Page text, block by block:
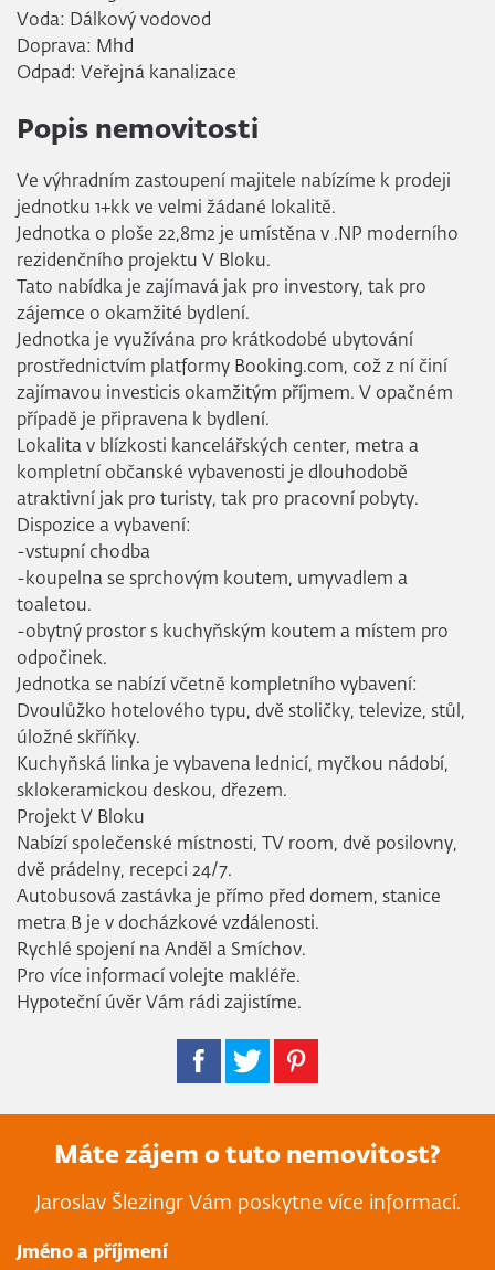
Voda: Dálkový vodovod
Doprava: Mhd
Odpad: Veřejná kanalizace
Popis nemovitosti
Ve výhradním zastoupení majitele nabízíme k prodeji
jednotku 1+kk ve velmi žádané lokalitě.
Jednotka o ploše 22,8m2 je umístěna v .NP moderního
rezidenčního projektu V Bloku.
Tato nabídka je zajímavá jak pro investory, tak pro
zájemce o okamžité bydlení.
Jednotka je využívána pro krátkodobé ubytování
prostřednictvím platformy Booking.com, což z ní činí
zajímavou investicis okamžitým příjmem. V opačném
případě je připravena k bydlení.
Lokalita v blízkosti kancelářských center, metra a
kompletní občanské vybavenosti je dlouhodobě
atraktivní jak pro turisty, tak pro pracovní pobyty.
Dispozice a vybavení:
-vstupní chodba
-koupelna se sprchovým koutem, umyvadlem a
toaletou.
-obytný prostor s kuchyňským koutem a místem pro
odpočinek.
Jednotka se nabízí včetně kompletního vybavení:
Dvoulůžko hotelového typu, dvě stoličky, televize, stůl,
úložné skříňky.
Kuchyňská linka je vybavena lednicí, myčkou nádobí,
sklokeramickou deskou, dřezem.
Projekt V Bloku
Nabízí společenské místnosti, TV room, dvě posilovny,
dvě prádelny, recepci 24/7.
Autobusová zastávka je přímo před domem, stanice
metra B je v docházkové vzdálenosti.
Rychlé spojení na Anděl a Smíchov.
Pro více informací volejte makléře.
Hypoteční úvěr Vám rádi zajistíme.
Máte zájem o tuto nemovitost?
Jaroslav Šlezingr Vám poskytne více informací.
Jméno a příjmení